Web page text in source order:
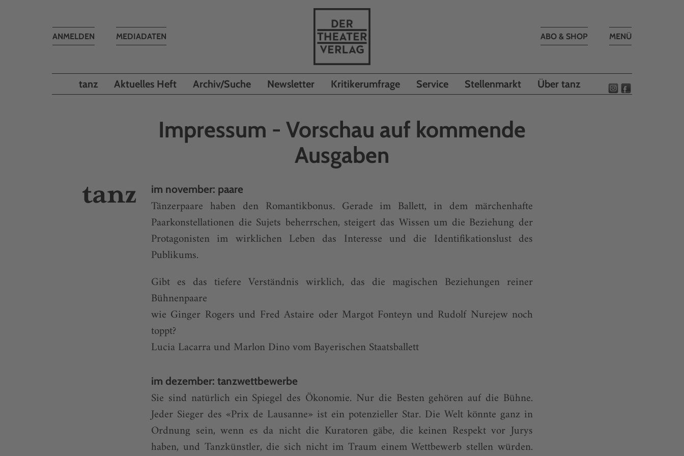
Toggle
MENÜ
ABO & SHOP
MEDIADATEN
Toggle
ANMELDEN
tanz Aktuelles Heft Archiv/Suche Newsletter Kritikerumfrage Service Stellenmarkt Über tanz
Impressum - Vorschau auf kommende
Ausgaben
im november: paare
Tänzerpaare haben den Romantikbonus. Gerade im Ballett, in dem märchenhafte
Paarkonstellationen die Sujets beherrschen, steigert das Wissen um die Beziehung der
Protagonisten im wirklichen Leben das Interesse und die Identifikationslust des
Publikums.
Gibt es das tiefere Verständnis wirklich, das die magischen Beziehungen reiner
Bühnenpaare
wie Ginger Rogers und Fred Astaire oder Margot Fonteyn und Rudolf Nurejew noch
toppt?
Lucia Lacarra und Marlon Dino vom Bayerischen Staatsballett
im dezember: tanzwettbewerbe
Sie sind natürlich ein Spiegel des Ökonomie. Nur die Besten gehören auf die Bühne.
Jeder Sieger des «Prix de Lausanne» ist ein potenzieller Star. Die Welt könnte ganz in
Ordnung sein, wenn es da nicht die Kuratoren gäbe, die keinen Respekt vor Jurys
haben, und Tanzkünstler, die sich nicht im Traum einem Wettbewerb stellen würden.